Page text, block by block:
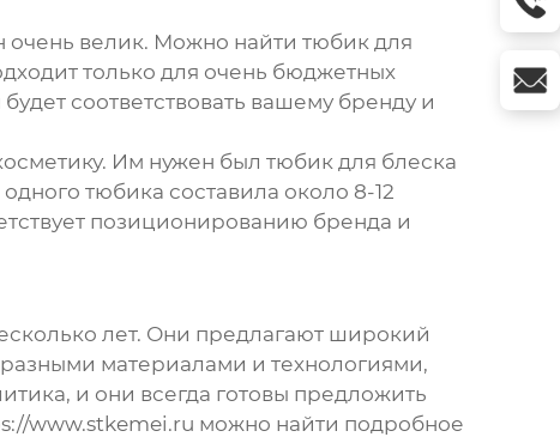
очень велик. Можно найти тюбик для
только для очень бюджетных
соответствовать вашему бренду и
Им нужен был тюбик для блеска
тюбика составила около 8-12
позиционированию бренда и
лет. Они предлагают широкий
материалами и технологиями,
и они всегда готовы предложить
www.stkemei.ru можно найти подробное